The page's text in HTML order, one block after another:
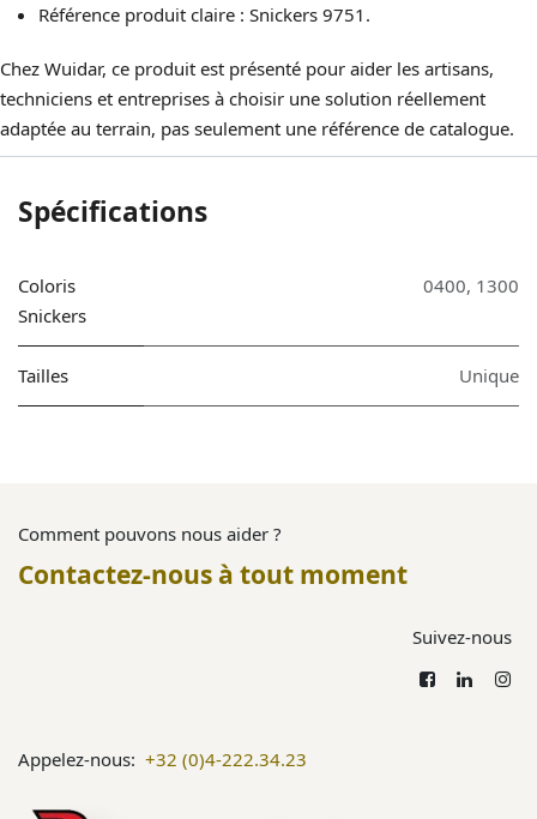
Référence produit claire : Snickers 9751.
Chez Wuidar, ce produit est présenté pour aider les artisans,
techniciens et entreprises à choisir une solution réellement
adaptée au terrain, pas seulement une référence de catalogue.
Spécifications
Coloris
Snickers
0400, 1300
Tailles Unique
Comment pouvons nous aider ?
Contactez-nous à tout moment
Suivez-nous
Appelez-nous: +32 (0)4-222.34.23